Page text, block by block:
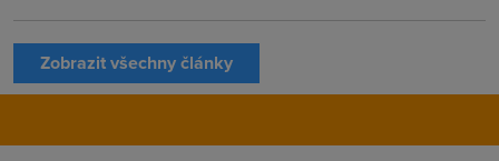
Zobrazit všechny články